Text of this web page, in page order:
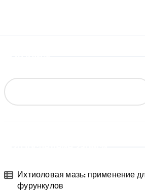
среде
анализа Decision Interval
Ихтиоловая мазь: применение
фурункулов